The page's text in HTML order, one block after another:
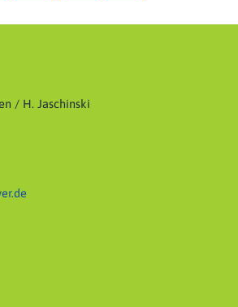
/ H. Jaschinski